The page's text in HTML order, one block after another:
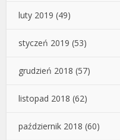
luty 2019 (49)
styczeń 2019 (53)
grudzień 2018 (57)
listopad 2018 (62)
październik 2018 (60)